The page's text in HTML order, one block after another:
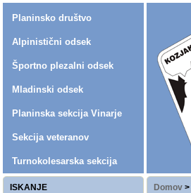
Planinsko društvo
Alpinistični odsek
Športno plezalni odsek
Mladinski odsek
Planinska sekcija Vinarje
Sekcija veteranov
Turnokolesarska sekcija
ISKANJE Domov >